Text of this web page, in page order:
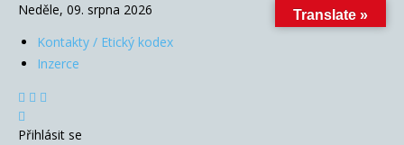
Neděle, 09. srpna 2026
Kontakty / Etický kodex
Inzerce
Přihlásit se
Translate »